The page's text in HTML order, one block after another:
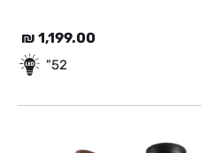
1,199.00
₪
52"